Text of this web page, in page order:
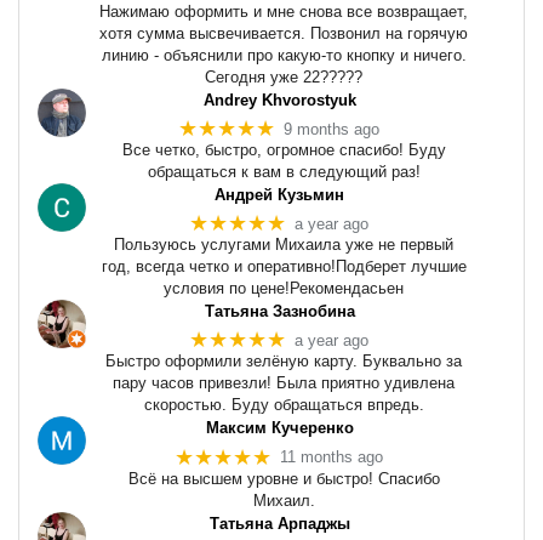
Нажимаю оформить и мне снова все возвращает,
хотя сумма высвечивается. Позвонил на горячую
линию - объяснили про какую-то кнопку и ничего.
Сегодня уже 22?????
Andrey Khvorostyuk
★★★★★ 9 months ago
Все четко, быстро, огромное спасибо! Буду
обращаться к вам в следующий раз!
Андрей Кузьмин
★★★★★ a year ago
Пользуюсь услугами Михаила уже не первый
год, всегда четко и оперативно!Подберет лучшие
условия по цене!Рекомендасьен
Татьяна Зазнобина
★★★★★ a year ago
Быстро оформили зелёную карту. Буквально за
пару часов привезли! Была приятно удивлена
скоростью. Буду обращаться впредь.
Максим Кучеренко
★★★★★ 11 months ago
Всё на высшем уровне и быстро! Спасибо
Михаил.
Татьяна Арпаджы